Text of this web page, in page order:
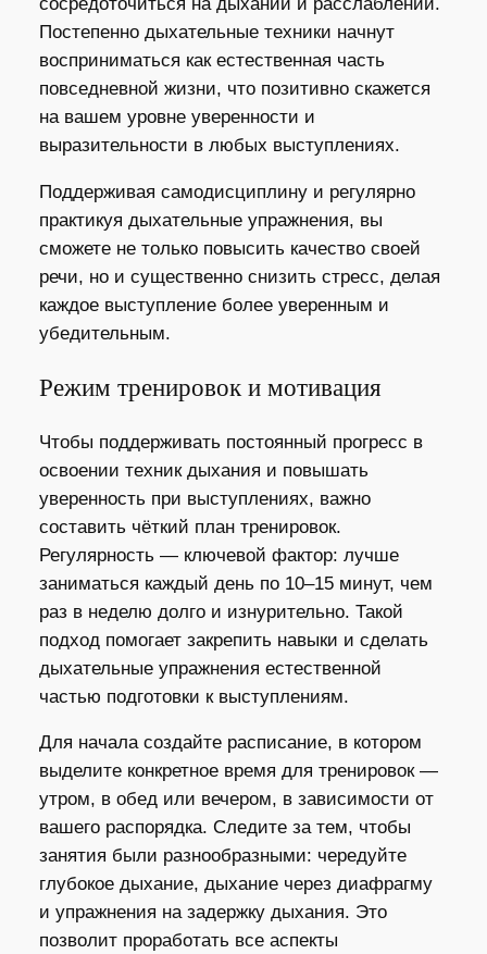
сосредоточиться на дыхании и расслаблении.
Постепенно дыхательные техники начнут
восприниматься как естественная часть
повседневной жизни, что позитивно скажется
на вашем уровне уверенности и
выразительности в любых выступлениях.
Поддерживая самодисциплину и регулярно
практикуя дыхательные упражнения, вы
сможете не только повысить качество своей
речи, но и существенно снизить стресс, делая
каждое выступление более уверенным и
убедительным.
Режим тренировок и мотивация
Чтобы поддерживать постоянный прогресс в
освоении техник дыхания и повышать
уверенность при выступлениях, важно
составить чёткий план тренировок.
Регулярность — ключевой фактор: лучше
заниматься каждый день по 10–15 минут, чем
раз в неделю долго и изнурительно. Такой
подход помогает закрепить навыки и сделать
дыхательные упражнения естественной
частью подготовки к выступлениям.
Для начала создайте расписание, в котором
выделите конкретное время для тренировок —
утром, в обед или вечером, в зависимости от
вашего распорядка. Следите за тем, чтобы
занятия были разнообразными: чередуйте
глубокое дыхание, дыхание через диафрагму
и упражнения на задержку дыхания. Это
позволит проработать все аспекты